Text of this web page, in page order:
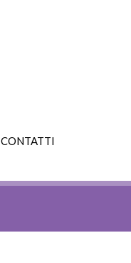
CONTATTI